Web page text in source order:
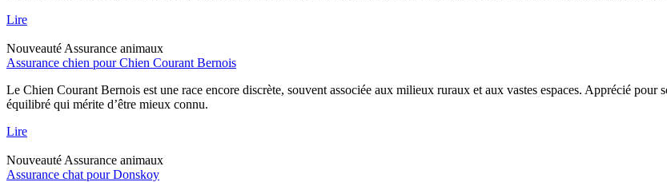
Lire
Nouveauté Assurance animaux
Assurance chien pour Chien Courant Bernois
Le Chien Courant Bernois est une race encore discrète, souvent associée aux milieux ruraux et aux vastes espaces. Apprécié pour
équilibré qui mérite d’être mieux connu.
Lire
Nouveauté Assurance animaux
Assurance chat pour Donskoy